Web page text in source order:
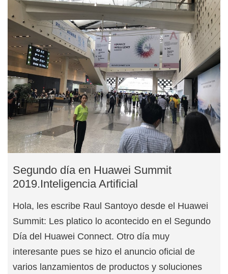
Segundo día en Huawei Summit
2019.Inteligencia Artificial
Hola, les escribe Raul Santoyo desde el Huawei
Summit: Les platico lo acontecido en el Segundo
Día del Huawei Connect. Otro día muy
interesante pues se hizo el anuncio oficial de
varios lanzamientos de productos y soluciones